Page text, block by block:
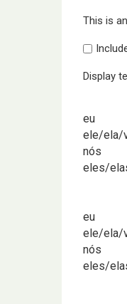
This is
Display
eu
ele/ela/
nós
eles/
eu
ele/ela/
nós
eles/